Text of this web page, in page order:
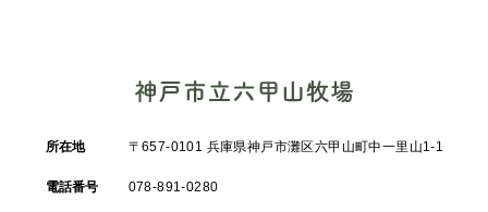
所在地 〒657-0101 兵庫県神戸市灘区六甲山町中一里山1-1
電話番号 078-891-0280